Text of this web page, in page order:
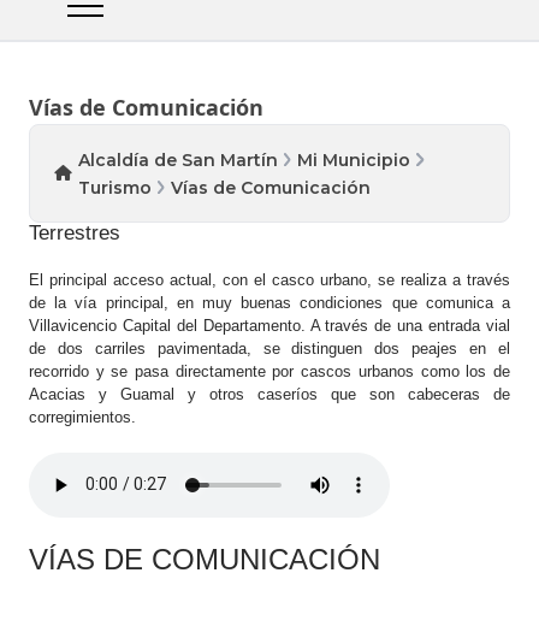
Vías de Comunicación
Alcaldía de San Martín
Mi Municipio
Turismo
Vías de Comunicación
Terrestres
El principal acceso actual, con el casco urbano, se realiza a través
de la vía principal, en muy buenas condiciones que comunica a
Villavicencio Capital del Departamento. A través de una entrada vial
de dos carriles pavimentada, se distinguen dos peajes en el
recorrido y se pasa directamente por cascos urbanos como los de
Acacias y Guamal y otros caseríos que son cabeceras de
corregimientos.
VÍAS DE COMUNICACIÓN